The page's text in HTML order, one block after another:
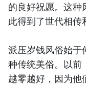
的良好祝愿。这种
此得到了世代相传
派压岁钱风俗始于
种传统美俗。以前
越零越好，因为他